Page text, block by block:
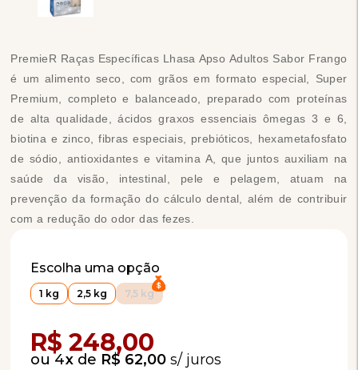
PremieR Raças Específicas Lhasa Apso Adultos Sabor Frango
é um alimento seco, com grãos em formato especial, Super
Premium, completo e balanceado, preparado com proteínas
de alta qualidade, ácidos graxos essenciais ômegas 3 e 6,
biotina e zinco, fibras especiais, prebióticos, hexametafosfato
de sódio, antioxidantes e vitamina A, que juntos auxiliam na
saúde da visão, intestinal, pele e pelagem, atuam na
prevenção da formação do cálculo dental, além de contribuir
com a redução do odor das fezes.
Escolha uma opção
1 kg 2,5 kg 7,5 kg
R$ 248,00
4x de R$ 62,00